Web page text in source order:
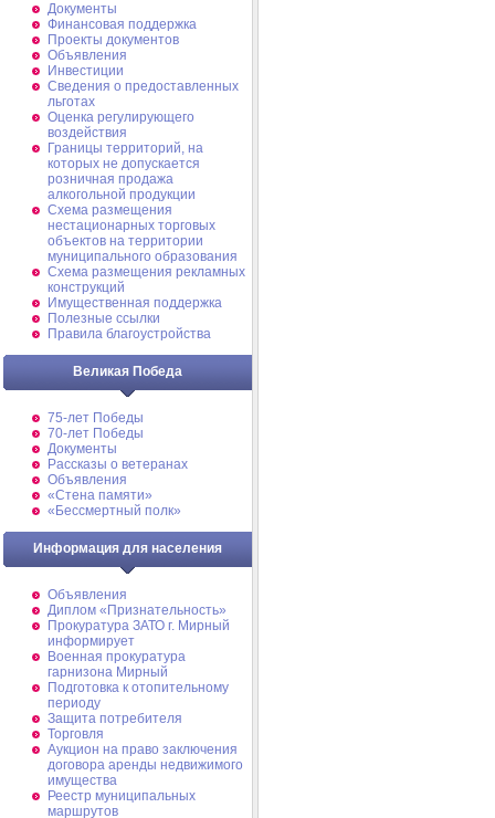
Документы
Финансовая поддержка
Проекты документов
Объявления
Инвестиции
Сведения о предоставленных
льготах
Оценка регулирующего
воздействия
Границы территорий, на
которых не допускается
розничная продажа
алкогольной продукции
Схема размещения
нестационарных торговых
объектов на территории
муниципального образования
Схема размещения рекламных
конструкций
Имущественная поддержка
Полезные ссылки
Правила благоустройства
Великая Победа
75-лет Победы
70-лет Победы
Документы
Рассказы о ветеранах
Объявления
«Стена памяти»
«Бессмертный полк»
Информация для населения
Объявления
Диплом «Признательность»
Прокуратура ЗАТО г. Мирный
информирует
Военная прокуратура
гарнизона Мирный
Подготовка к отопительному
периоду
Защита потребителя
Торговля
Аукцион на право заключения
договора аренды недвижимого
имущества
Реестр муниципальных
маршрутов